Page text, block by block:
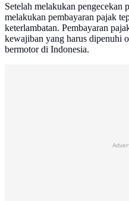
Setelah melakukan pengecekan
melakukan pembayaran pajak
keterlambatan. Pembayaran
kewajiban yang harus dipenuhi
bermotor di Indonesia.